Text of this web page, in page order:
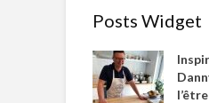
Posts Widget